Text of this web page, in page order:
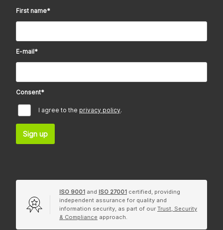
First name*
E-mail*
Consent*
I agree to the privacy policy.
Sign up
ISO 9001 and ISO 27001 certified, providing
independent assurance for quality and
information security, as part of our Trust, Security
& Compliance approach.